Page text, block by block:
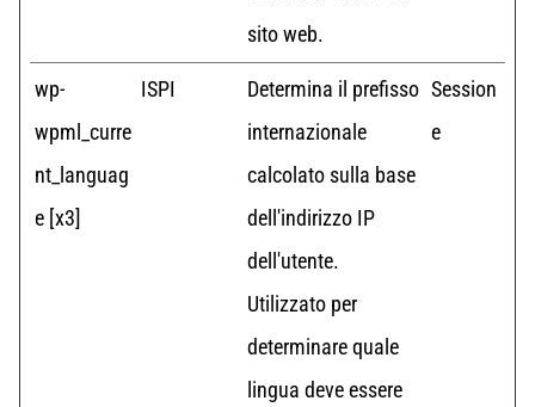
sito web.
wp-
wpml_curre
nt_languag
e [x3]
ISPI
Determina il prefisso
internazionale
calcolato sulla base
dell'indirizzo IP
dell'utente.
Utilizzato per
determinare quale
lingua deve essere
Session
e